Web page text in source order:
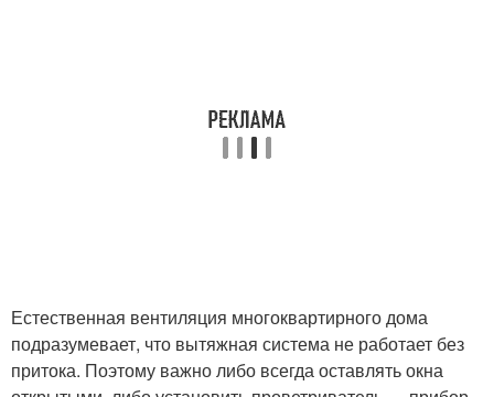
Естественная вентиляция многоквартирного дома
подразумевает, что вытяжная система не работает без
притока. Поэтому важно либо всегда оставлять окна